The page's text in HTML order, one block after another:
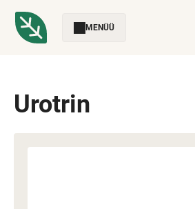
MENÜÜ
Urotrin